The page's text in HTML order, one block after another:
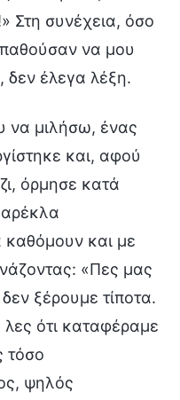
Στη συνέχεια, όσο
να μου
έλεγα λέξη.
να μιλήσω, ένας
και, αφού
όρμησε κατά
καθόμουν και με
«Πες μας
ξέρουμε τίποτα.
ότι καταφέραμε
τόσο
ψηλός